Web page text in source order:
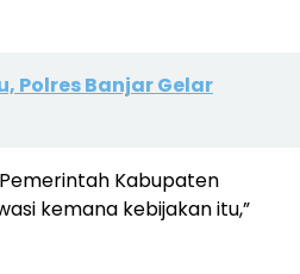
Polres Banjar Gelar
Kabupaten
kemana kebijakan itu,”